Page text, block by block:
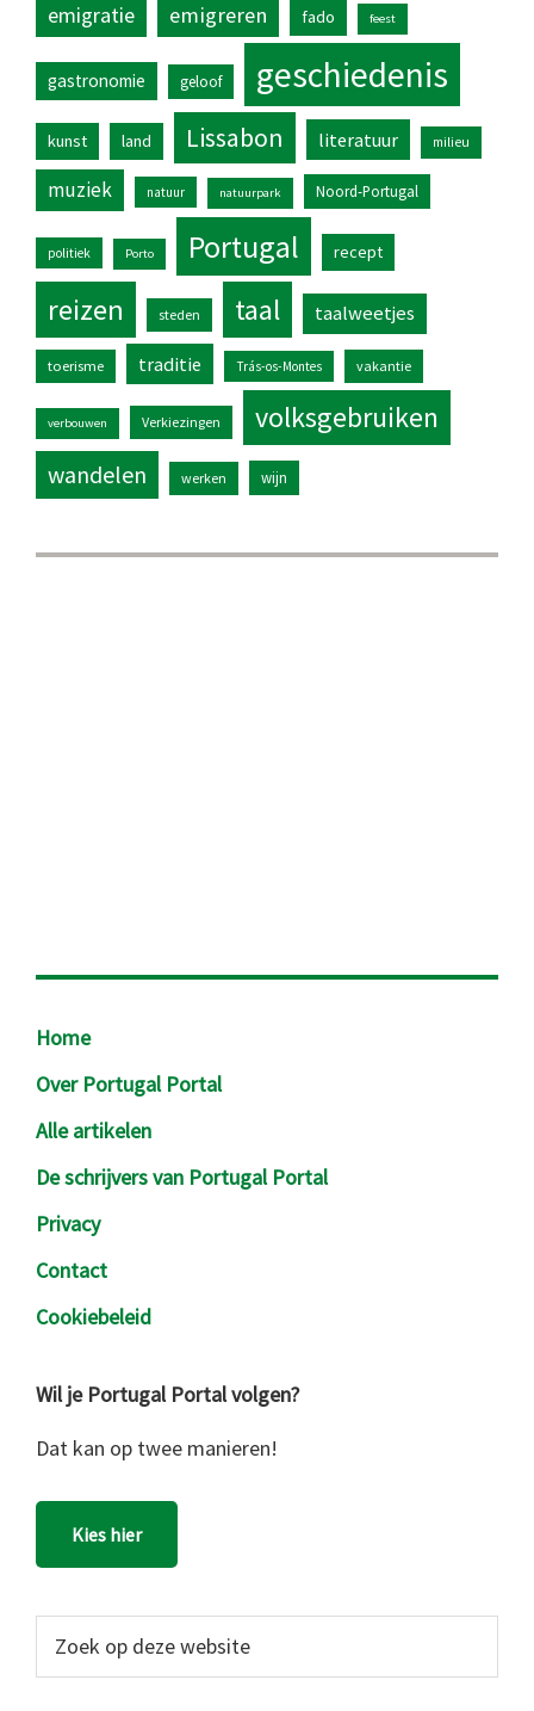
emigratie emigreren fado feest
gastronomie geloof geschiedenis
kunst land Lissabon literatuur milieu
muziek natuur natuurpark Noord-Portugal
politiek Porto Portugal recept
reizen steden taal taalweetjes
toerisme traditie Trás-os-Montes vakantie
verbouwen Verkiezingen volksgebruiken
wandelen werken wijn
Footer
Home
Over Portugal Portal
Alle artikelen
De schrijvers van Portugal Portal
Privacy
Contact
Cookiebeleid
Wil je Portugal Portal volgen?
Dat kan op twee manieren!
Kies hier